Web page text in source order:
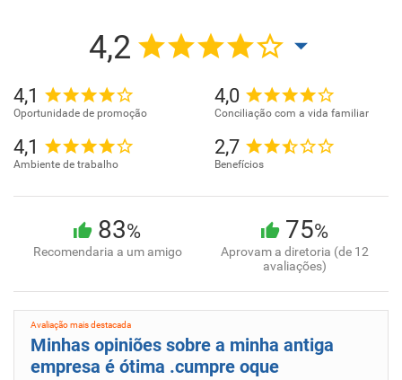
não especificados anteriormente. Comércio varejista de
produtos alimentícios em geral ou especializado em
4,2
4,1
Oportunidade de promoção
4,0
Conciliação com a vida familiar
4,1
Ambiente de trabalho
2,7
Benefícios
83%
Recomendaria a um amigo
75%
Aprovam a diretoria (de 12
avaliações)
Avaliação mais destacada
Minhas opiniões sobre a minha antiga
empresa é ótima .cumpre oque